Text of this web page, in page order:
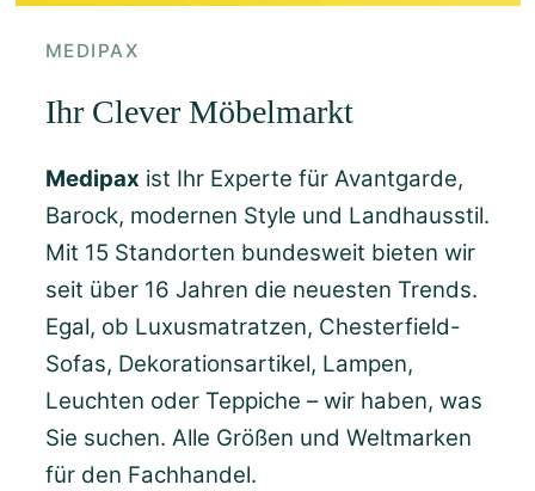
MEDIPAX
Ihr Clever Möbelmarkt
Medipax ist Ihr Experte für Avantgarde,
Barock, modernen Style und Landhausstil.
Mit 15 Standorten bundesweit bieten wir
seit über 16 Jahren die neuesten Trends.
Egal, ob Luxusmatratzen, Chesterfield-
Sofas, Dekorationsartikel, Lampen,
Leuchten oder Teppiche – wir haben, was
Sie suchen. Alle Größen und Weltmarken
für den Fachhandel.